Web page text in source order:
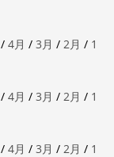
/ 4月 / 3月 / 2月 / 1
/ 4月 / 3月 / 2月 / 1
/ 4月 / 3月 / 2月 / 1